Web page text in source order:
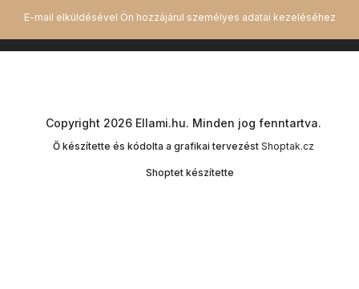
Shoptet készítette
Copyright 2026 Ellami.hu. Minden jog fenntartva.
Ő készítette és kódolta a grafikai tervezést Shoptak.cz